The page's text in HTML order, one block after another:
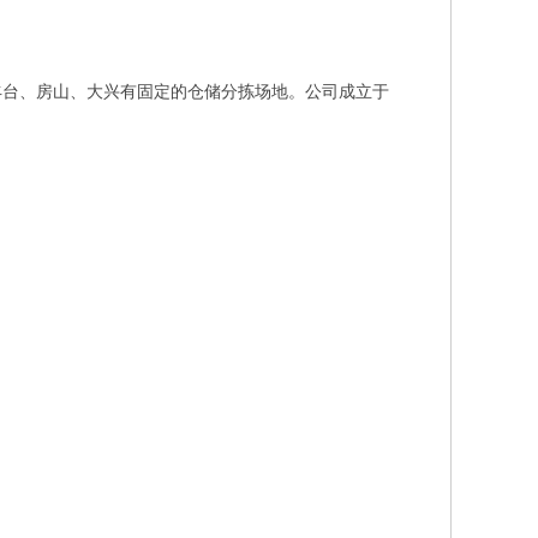
、房山、大兴有固定的仓储分拣场地。公司成立于